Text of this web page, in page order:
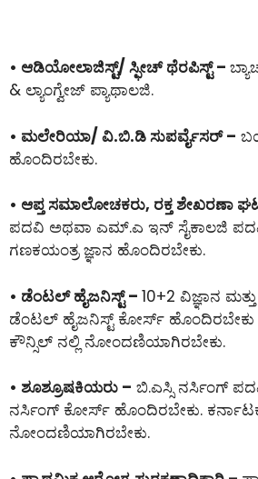
• ಆಡಿಯೋಲಾಜಿಸ್ಟ್/ ಸ್ಫೀಚ್ ಥೆರಪಿಸ್ಟ್ –
& ಲ್ಯಾಂಗ್ವೇಜ್ ಪ್ಯಾಥಾಲಜಿ.
• ಮಲೇರಿಯಾ/ ವಿ.ಬಿ.ಡಿ ಸುಪರ್ವೈಸರ್ –
ಹೊಂದಿರಬೇಕು.
• ಆಪ್ತ ಸಮಾಲೋಚಕರು, ರಕ್ತ ಶೇಖರಣಾ
ಪದವಿ ಅಥವಾ ಎಮ್.ಎ ಇನ್ ಸೈಕಾಲಜಿ
ಗಣಕಯಂತ್ರ ಜ್ಞಾನ ಹೊಂದಿರಬೇಕು.
• ಡೆಂಟಲ್ ಹೈಜನಿಸ್ಟ್ – 10+2 ವಿಜ್ಞಾನ
ಡೆಂಟಲ್ ಹೈಜನಿಸ್ಟ್ ಕೋರ್ಸ್ ಹೊಂದಿರಬೇಕು
ಕೌನ್ಸಿಲ್ ನಲ್ಲಿ ನೋಂದಣಿಯಾಗಿರಬೇಕು.
• ಶೂಶ್ರೂಷಕಿಯರು – ಬಿ.ಎಸ್ಸಿ ನರ್ಸಿಂಗ್
ನರ್ಸಿಂಗ್ ಕೋರ್ಸ್ ಹೊಂದಿರಬೇಕು.
ನೋಂದಣಿಯಾಗಿರಬೇಕು.